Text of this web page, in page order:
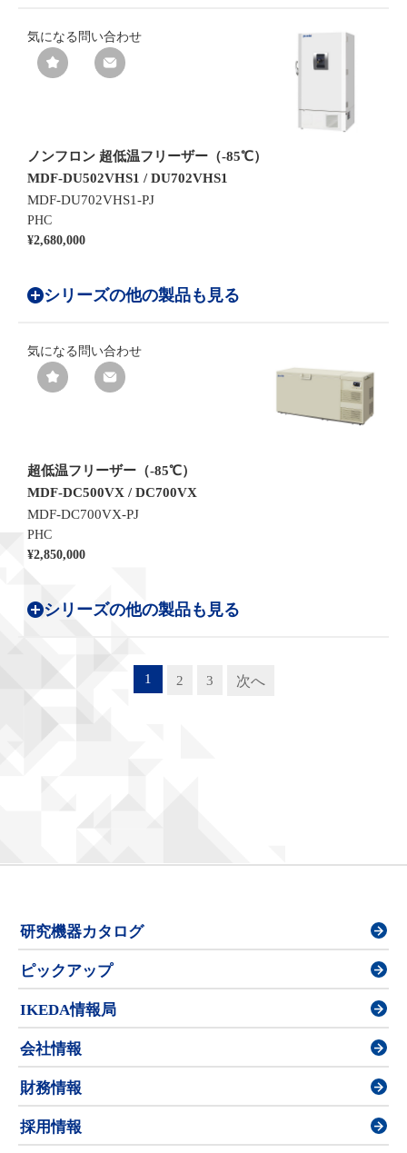
気になる 問い合わせ
ノンフロン 超低温フリーザー（-85℃）
MDF-DU502VHS1 / DU702VHS1
MDF-DU702VHS1-PJ
PHC
¥2,680,000
シリーズの他の製品も見る
気になる 問い合わせ
超低温フリーザー（-85℃）
MDF-DC500VX / DC700VX
MDF-DC700VX-PJ
PHC
¥2,850,000
シリーズの他の製品も見る
1 2 3 次へ
研究機器カタログ
ピックアップ
IKEDA情報局
会社情報
財務情報
採用情報